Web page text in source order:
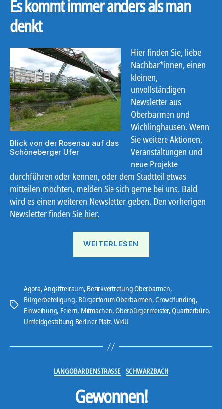
Es kommt immer anders als man
denkt
Blick von der Rosenau auf das
Schöneberger Ufer
Hier finden Sie, liebe
Nachbar*innen, einen
kleinen,
unvollständigen
Newsletter aus
Oberbarmen und
Wichlinghausen. Wenn
Sie weitere Aktionen,
Veranstaltungen und
neue Projekte
durchführen oder kennen, oder dem Stadtteil etwas
mitteilen möchten, melden Sie sich gerne bei uns. Bald
wird es einen weiteren Newsletter geben. Den vorherigen
Newsletter finden Sie hier.
WEITERLESEN
Schlagwörter
Agora,Angstfreiraum, Bezirkvertretung Oberbarmen,
Bürgerbeteiligung, Bürgerforum Oberbarmen,Crowdfunding,
Einweihung, Feiern, Mitmachen,Oberbürgermeister,Quartierbüro,
Umfeldgestaltung Berliner Platz, Wi4U
Kategorien
LANGOBARDENSTRASSE SCHWARZBACH
Gewonnen!